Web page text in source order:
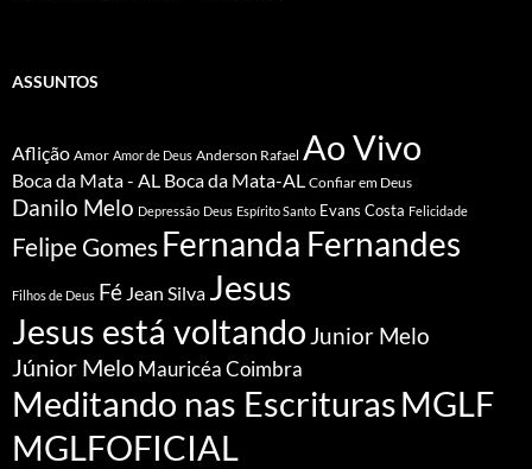
ASSUNTOS
Aflição Amor Amor de Deus Anderson Rafael Ao Vivo
Boca da Mata - AL Boca da Mata-AL Confiar em Deus
Danilo Melo Depressão Deus Espírito Santo Evans Costa Felicidade
Felipe Gomes Fernanda Fernandes
Filhos de Deus Fé Jean Silva Jesus
Jesus está voltando Junior Melo
Júnior Melo Mauricéa Coimbra
Meditando nas EscriturasMGLF
MGLFOFICIAL